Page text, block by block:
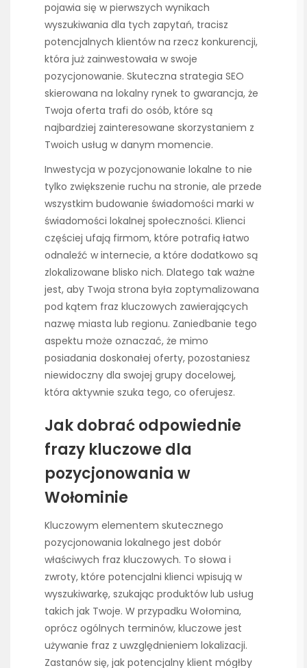
pojawia się w pierwszych wynikach
wyszukiwania dla tych zapytań, tracisz
potencjalnych klientów na rzecz konkurencji,
która już zainwestowała w swoje
pozycjonowanie. Skuteczna strategia SEO
skierowana na lokalny rynek to gwarancja, że
Twoja oferta trafi do osób, które są
najbardziej zainteresowane skorzystaniem z
Twoich usług w danym momencie.
Inwestycja w pozycjonowanie lokalne to nie
tylko zwiększenie ruchu na stronie, ale przede
wszystkim budowanie świadomości marki w
świadomości lokalnej społeczności. Klienci
częściej ufają firmom, które potrafią łatwo
odnaleźć w internecie, a które dodatkowo są
zlokalizowane blisko nich. Dlatego tak ważne
jest, aby Twoja strona była zoptymalizowana
pod kątem fraz kluczowych zawierających
nazwę miasta lub regionu. Zaniedbanie tego
aspektu może oznaczać, że mimo
posiadania doskonałej oferty, pozostaniesz
niewidoczny dla swojej grupy docelowej,
która aktywnie szuka tego, co oferujesz.
Jak dobrać odpowiednie
frazy kluczowe dla
pozycjonowania w
Wołominie
Kluczowym elementem skutecznego
pozycjonowania lokalnego jest dobór
właściwych fraz kluczowych. To słowa i
zwroty, które potencjalni klienci wpisują w
wyszukiwarkę, szukając produktów lub usług
takich jak Twoje. W przypadku Wołomina,
oprócz ogólnych terminów, kluczowe jest
używanie fraz z uwzględnieniem lokalizacji.
Zastanów się, jak potencjalny klient mógłby